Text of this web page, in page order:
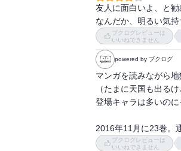
友人に面白いよ、と勧
なんだか、明るい気
ブクログレビューは
いいねできません
powered by ブクログ
マンガを読みながら地
（たまに天国も出る
登場キャラは多いの
2016年11月に23巻。
ブクログレビューは
いいねできません